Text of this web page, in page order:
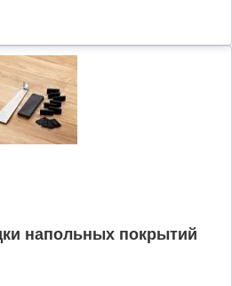
напольных покрытий